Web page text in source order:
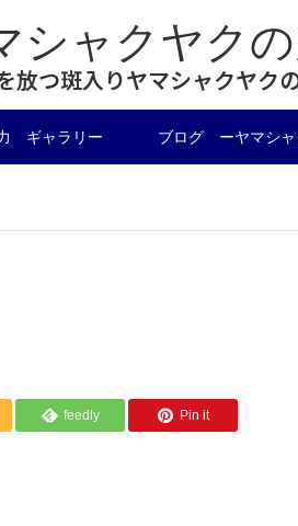
シャクヤク
つ斑入りヤマシャクヤク
ギャラリー ブログ ーヤマシャ
feedly Pin it